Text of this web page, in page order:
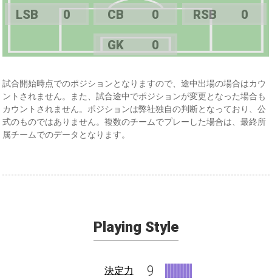
LSB 0 CB 0 RSB 0
GK 0
試合開始時点でのポジションとなりますので、途中出場の場合はカウ
ントされません。また、試合途中でポジションが変更となった場合も
カウントされません。ポジションは弊社独自の判断となっており、公
式のものではありません。複数のチームでプレーした場合は、最終所
属チームでのデータとなります。
Playing Style
決定力 9